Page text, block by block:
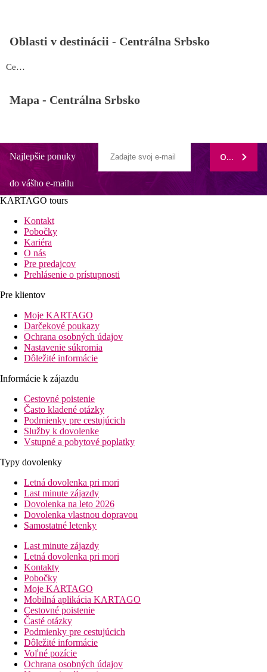
Oblasti v destinácii - Centrálna Srbsko
Centrálne Srbsko
Mapa - Centrálna Srbsko
Najlepšie ponuky
do vášho e-mailu
ODOBERAŤ
KARTAGO tours
Kontakt
Pobočky
Kariéra
O nás
Pre predajcov
Prehlásenie o prístupnosti
Pre klientov
Moje KARTAGO
Darčekové poukazy
Ochrana osobných údajov
Nastavenie súkromia
Dôležité informácie
Informácie k zájazdu
Cestovné poistenie
Často kladené otázky
Podmienky pre cestujúcich
Služby k dovolenke
Vstupné a pobytové poplatky
Typy dovolenky
Letná dovolenka pri mori
Last minute zájazdy
Dovolenka na leto 2026
Dovolenka vlastnou dopravou
Samostatné letenky
Last minute zájazdy
Letná dovolenka pri mori
Kontakty
Pobočky
Moje KARTAGO
Mobilná aplikácia KARTAGO
Cestovné poistenie
Časté otázky
Podmienky pre cestujúcich
Dôležité informácie
Voľné pozície
Ochrana osobných údajov